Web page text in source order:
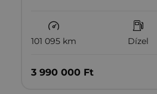
101 095 km Dízel
3‏‏‎ ‎990‏‏‎ ‎000 Ft